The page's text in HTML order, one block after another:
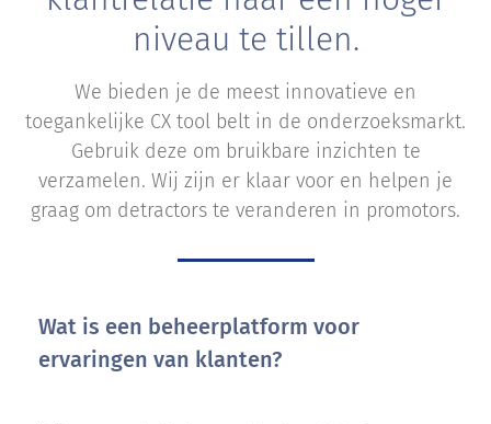
niveau te tillen.
We bieden je de meest innovatieve en
toegankelijke CX tool belt in de onderzoeksmarkt.
Gebruik deze om bruikbare inzichten te
verzamelen. Wij zijn er klaar voor en helpen je
graag om detractors te veranderen in promotors.
Wat is een beheerplatform voor
ervaringen van klanten?